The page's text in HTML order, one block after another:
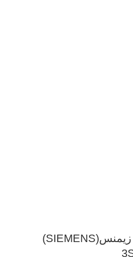
میکروسوئیچ رگلاژی زیمنس(SIEMENS)